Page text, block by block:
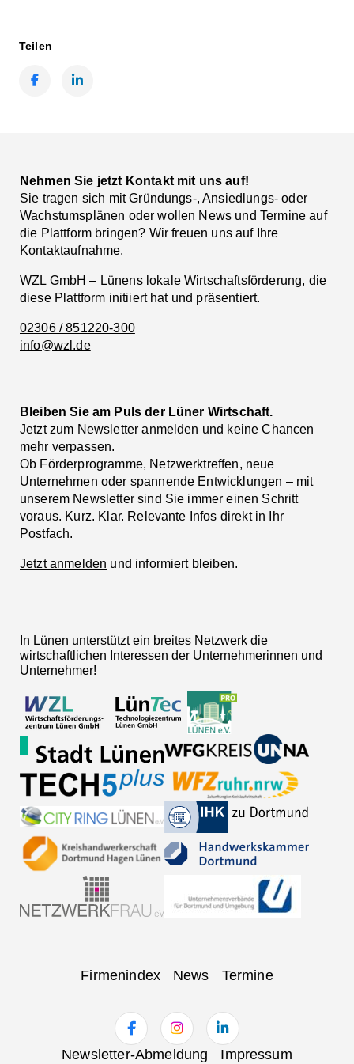
Teilen
Nehmen Sie jetzt Kontakt mit uns auf!
Sie tragen sich mit Gründungs-, Ansiedlungs- oder
Wachstumsplänen oder wollen News und Termine auf
die Plattform bringen? Wir freuen uns auf Ihre
Kontaktaufnahme.
WZL GmbH – Lünens lokale Wirtschaftsförderung, die
diese Plattform initiiert hat und präsentiert.
02306 / 851220-300
info@wzl.de
Bleiben Sie am Puls der Lüner Wirtschaft.
Jetzt zum Newsletter anmelden und keine Chancen
mehr verpassen.
Ob Förderprogramme, Netzwerktreffen, neue
Unternehmen oder spannende Entwicklungen – mit
unserem Newsletter sind Sie immer einen Schritt
voraus. Kurz. Klar. Relevante Infos direkt in Ihr
Postfach.
Jetzt anmelden und informiert bleiben.
In Lünen unterstützt ein breites Netzwerk die
wirtschaftlichen Interessen der Unternehmerinnen und
Unternehmer!
Firmenindex News Termine
NavigationNewsletter-Abmeldung Impressum